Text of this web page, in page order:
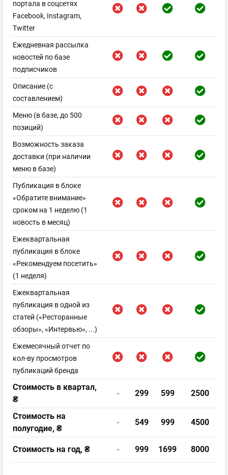
портала в соцсетях
Facebook, Instagram,
Twitter
Ежедневная рассылка
новостей по базе
подписчиков
Описание (с
составлением)
Меню (в базе, до 500
позиций)
Возможность заказа
доставки (при наличии
меню в базе)
Публикация в блоке
«Обратите внимание»
сроком на 1 неделю (1
новость в месяц)
Ежеквартальная
публикация в блоке
«Рекомендуем посетить»
(1 неделя)
Ежеквартальная
публикация в одной из
статей («Ресторанные
обзоры», «Интервью», ...)
Ежемесячный отчет по
кол-ву просмотров
публикаций бренда
Стоимость в квартал,
₴
- 299 599 2500
Стоимость на
полугодие, ₴
- 549 999 4500
Стоимость на год, ₴ - 999 1699 8000